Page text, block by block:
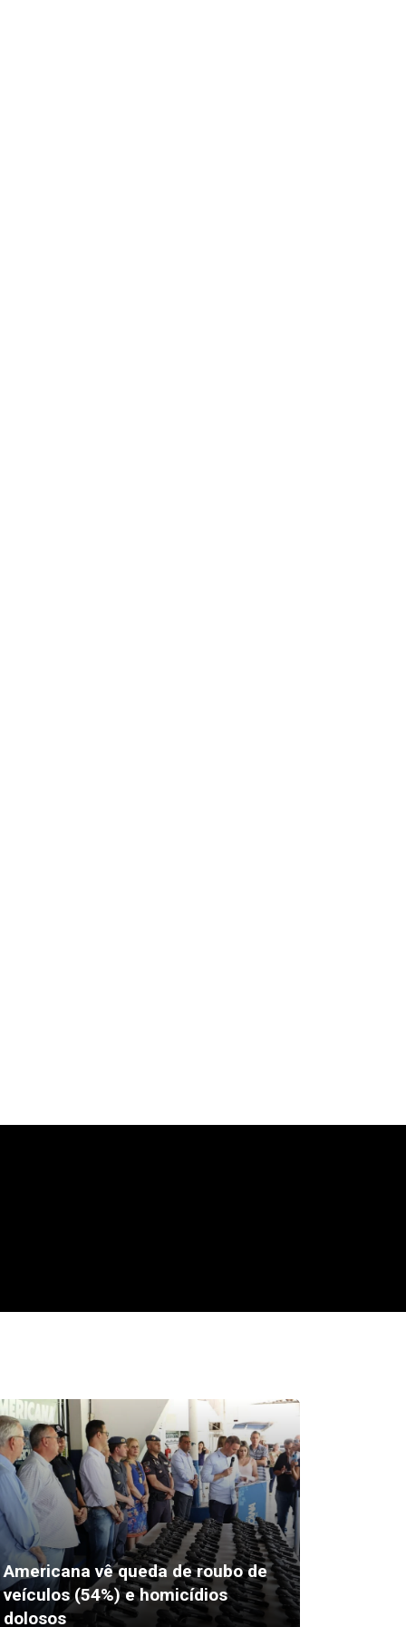
Americana vê queda de roubo de
veículos (54%) e homicídios
dolosos